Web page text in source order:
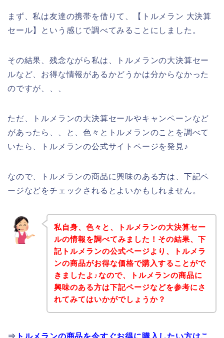
まず、私は友達の携帯を借りて、【トルメラン 大決算
セール】という感じで調べてみることにしました。
その結果、残念ながら私は、トルメランの大決算セー
ルなど、お得な情報があるかどうかは分からなかった
のですが、、、
ただ、トルメランの大決算セールやキャンペーンなど
があったら、、と、色々とトルメランのことを調べて
いたら、トルメランの公式サイトページを発見♪
なので、トルメランの商品に興味のある方は、下記ペ
ージなどをチェックされるとよいかもしれません。
私自身、色々と、トルメランの大決算セー
ルの情報を調べてみました！その結果、下
記トルメランの公式ページより、トルメラ
ンの商品がお得な価格で購入することがで
きましたよ♪なので、トルメランの商品に
興味のある方は下記ページなどを参考にさ
れてみてはいかがでしょうか？
⇒ トルメランの商品を今すぐお得に購入したい方はこ